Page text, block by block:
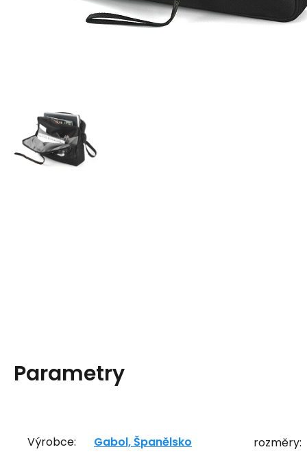
Parametry
Výrobce: Gabol, Španělsko rozměry: